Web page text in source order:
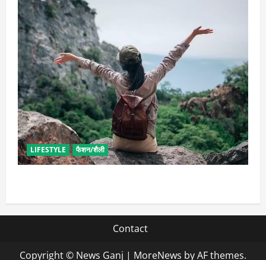
LIFESTYLE फैशन/शैली
Contact
Copyright © News Ganj | MoreNews by AF themes.